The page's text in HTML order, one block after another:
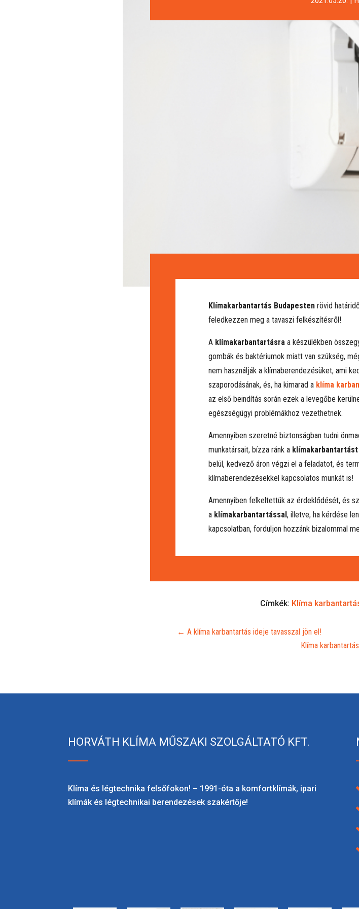
Klímakarbantartás Budapestenrövid
feledkezzen meg a tavaszi felkészítésről!
A klímakarbantartásraa készülékben
gombák és baktériumok miatt van szükség,
nem használják a klímaberendezésüket, ami
szaporodásának, és, ha kimarad a klíma
az első beindítás során ezek a levegőbe
egészségügyi problémákhoz vezethetnek.
Amennyiben szeretné biztonságban tudni
munkatársait, bízza ránk a
belül, kedvező áron végzi el a feladatot, és
klímaberendezésekkel kapcsolatos munkát is!
Amennyiben felkeltettük az érdeklődését, és
a klímakarbantartással, illetve, ha kérdése
kapcsolatban, forduljon hozzánk bizalommal
Címkék: Klíma
←A klíma karbantartás ideje tavasszal jön el!
Klíma
HORVÁTH KLÍMA MŰSZAKI SZOLGÁLTATÓ KFT.
Klíma és légtechnika felsőfokon! – 1991-óta a komfortklímák, ipari
klímák és légtechnikai berendezések szakértője!